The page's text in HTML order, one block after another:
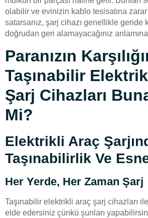
olabilir ve evinizin kablo tesisatına
satarsanız, şarj cihazı genellikle geride
doğrudan geri alamayacağınız
Paranızın
Taşınabilir
Şarj Cihazları
Mi?
Elektrikli Araç
Taşınabilirlik Ve
Her Yerde, Her Zaman Şarj
Taşınabilir elektrikli araç şarj cihazları
elde edersiniz çünkü şunları